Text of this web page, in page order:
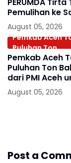
Pemulihan ke
August 05, 2026
Pemkab Aceh
Puluhan Ton.
Pemkab Aceh
Puluhan Ton
dari PMI Aceh
Tamiang
August 05, 2026
Post a